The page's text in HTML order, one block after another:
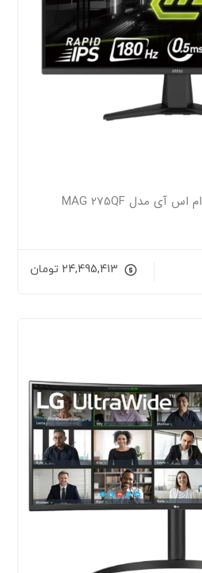
24,495,413 تومان